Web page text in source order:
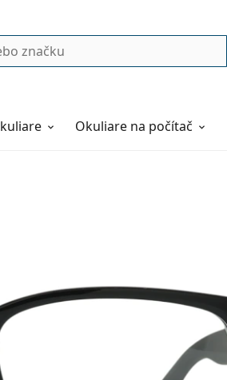
Okuliare na počítač